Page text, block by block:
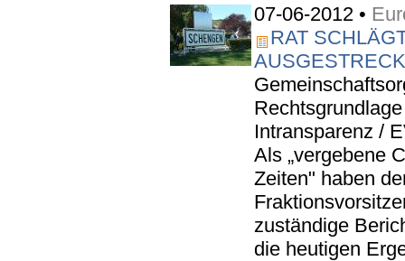
07-06-2012 •
RAT
Intransparenz /
Als „vergebene
Zeiten" haben
zuständige
die heutigen